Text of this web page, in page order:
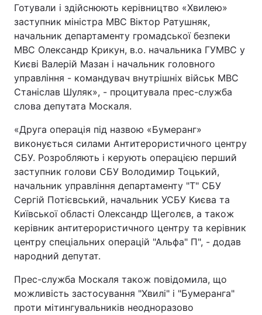
Тема оформлення
Готували і здійснюють керівництво «Хвилею»
заступник міністра МВС Віктор Ратушняк,
начальник департаменту громадської безпеки
МВС Олександр Крикун, в.о. начальника ГУМВС у
Києві Валерій Мазан і начальник головного
управління - командувач внутрішніх військ МВС
Станіслав Шуляк», - процитувала прес-служба
слова депутата Москаля.
«Друга операція під назвою «Бумеранг»
виконується силами Антитерористичного центру
СБУ. Розробляють і керують операцією перший
заступник голови СБУ Володимир Тоцький,
начальник управління департаменту "Т" СБУ
Сергій Потієвський, начальник УСБУ Києва та
Київської області Олександр Щеголєв, а також
керівник антитерористичного центру та керівник
центру спеціальних операцій "Альфа" П", - додав
народний депутат.
Прес-служба Москаля також повідомила, що
можливість застосування "Хвилі" і "Бумеранга"
проти мітингувальників неодноразово